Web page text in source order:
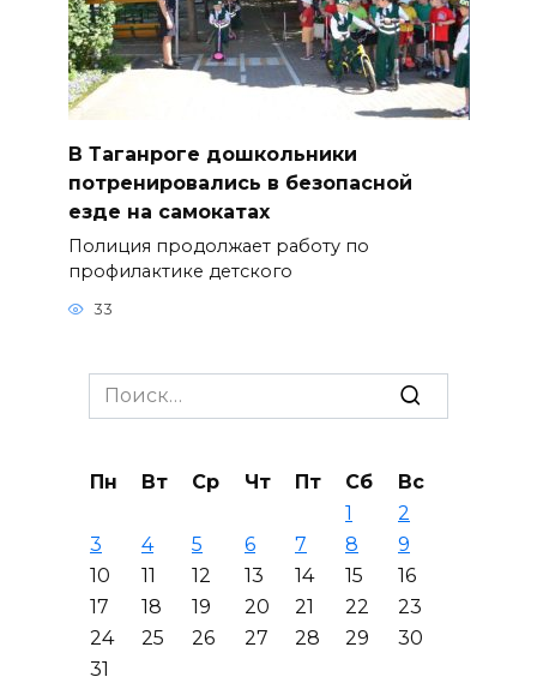
В Таганроге дошкольники
потренировались в безопасной
езде на самокатах
Полиция продолжает работу по
профилактике детского
33
Search
for:
Пн Вт Ср Чт Пт Сб
Вс
1
2
3
4 5 6 7 8
9
10
11 12 13 14 15
16
17
18 19 20 21 22
23
24
25 26 27 28 29
30
31